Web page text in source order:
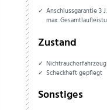
Anschlussgarantie 3
max.
Zustand
Nichtraucherfahrzeug
Scheckheft gepflegt
Sonstiges